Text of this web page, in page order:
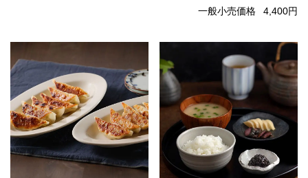
一般小売価格 4,400円